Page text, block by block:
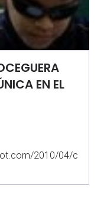
EN EL
2010/04/c